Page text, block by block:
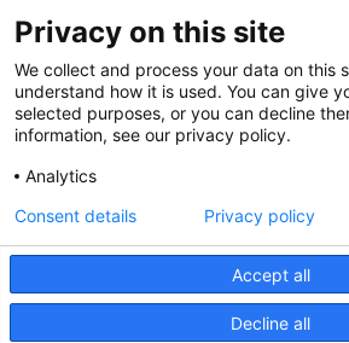
お問い合わせ
Launguage setting
日本語
Copyright Newell Brands Japan G.K.
Privacy on this site
We collect and process your data on this
understand how it is used. You can give
selected purposes, or you can decline
information, see our privacy policy.
Analytics
Accept all
Decline all
Consent details Privacy policy